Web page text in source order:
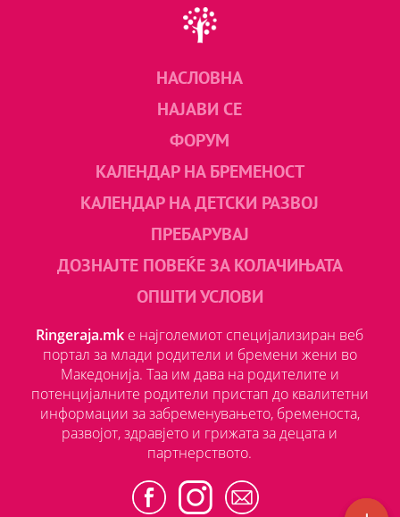
НАСЛОВНА
НАЈАВИ СЕ
ФОРУМ
КАЛЕНДАР НА БРЕМЕНОСТ
КАЛЕНДАР НА ДЕТСКИ РАЗВОЈ
ПРЕБАРУВАЈ
ДОЗНАЈТЕ ПОВЕЌЕ ЗА КОЛАЧИЊАТА
ОПШТИ УСЛОВИ
Ringeraja.mk е најголемиот специјализиран веб
портал за млади родители и бремени жени во
Македонија. Таа им дава на родителите и
потенцијалните родители пристап до квалитетни
информации за забременувањето, бременоста,
развојот, здравјето и грижата за децата и
партнерството.